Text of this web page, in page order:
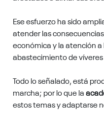
Ese esfuerzo ha sido
atender las
económica y la atención
abastecimiento de
Todo lo señalado, está
marcha; por lo que la
estos temas y adaptarse